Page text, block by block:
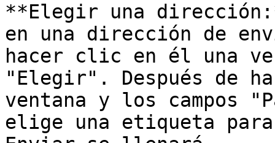
**Elegir una
en una dirección de
hacer clic en él una
"Elegir". Después de
ventana y los campos
elige una etiqueta